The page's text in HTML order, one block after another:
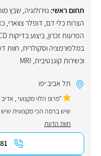
תחום ראשי: נוירולוגיה, שבץ
הצרות כלי דם, דופלר צווארי,
הפרעות זכרון,ביצוע בדיקות TCD
במלפורמציה וסקולרית, חוות
וכשירות קוגנטיבית,
MRI
תל אביב יפו
"פרופ הלוי מקצועי ,
שיש ברמה הכי מקצועית שיש
חוות הדעת